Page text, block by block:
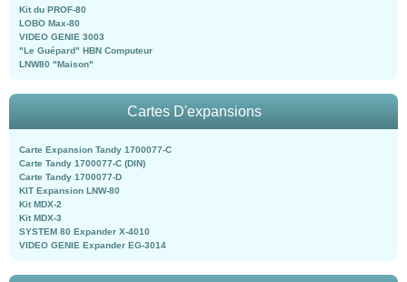
Kit du PROF-80
LOBO Max-80
VIDEO GENIE 3003
"Le Guépard" HBN Computeur
LNW80 "Maison"
Cartes D'expansions
Carte Expansion Tandy 1700077-C
Carte Tandy 1700077-C (DIN)
Carte Tandy 1700077-D
KIT Expansion LNW-80
Kit MDX-2
Kit MDX-3
SYSTEM 80 Expander X-4010
VIDEO GENIE Expander EG-3014